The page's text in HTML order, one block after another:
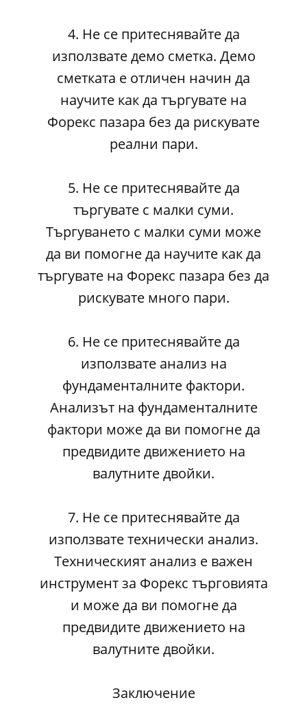
4. Не се притеснявайте да
използвате демо сметка. Демо
сметката е отличен начин да
научите как да търгувате на
Форекс пазара без да рискувате
реални пари.
5. Не се притеснявайте да
търгувате с малки суми.
Търгуването с малки суми може
да ви помогне да научите как да
търгувате на Форекс пазара без да
рискувате много пари.
6. Не се притеснявайте да
използвате анализ на
фундаменталните фактори.
Анализът на фундаменталните
фактори може да ви помогне да
предвидите движението на
валутните двойки.
7. Не се притеснявайте да
използвате технически анализ.
Техническият анализ е важен
инструмент за Форекс търговията
и може да ви помогне да
предвидите движението на
валутните двойки.
Заключение